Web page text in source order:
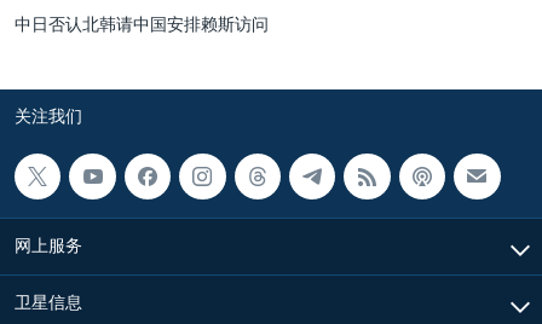
中日否认北韩请中国安排赖斯访问
关注我们
网上服务
卫星信息